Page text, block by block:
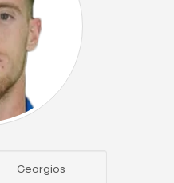
Georgios